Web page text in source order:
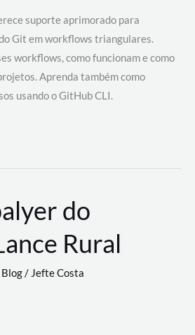
suporte aprimorado para
Git em workflows triangulares.
workflows, como funcionam e como
Aprenda também como
usando o GitHub CLI.
do
Rural
Blog/ Jefte Costa